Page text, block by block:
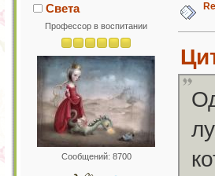
Света
Профессор в воспитании
Сообщений: 8700